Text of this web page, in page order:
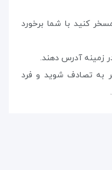
کنید با شما برخورد
زمینه آدرس دهند.
به تصادف شوید و فرد